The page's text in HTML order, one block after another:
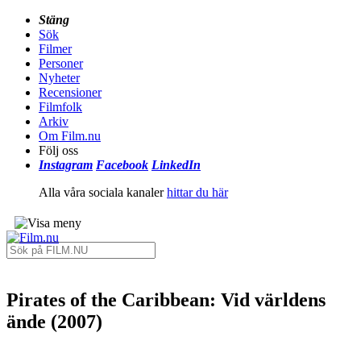
Stäng
Sök
Filmer
Personer
Nyheter
Recensioner
Filmfolk
Arkiv
Om Film.nu
Följ oss
Instagram Facebook LinkedIn
Alla våra sociala kanalerhittar du här
Pirates of the Caribbean: Vid världens
ände (2007)